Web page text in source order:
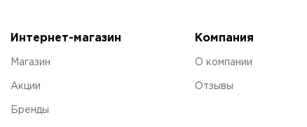
Интернет-магазин
Магазин
Акции
Бренды
Компания
О компании
Отзывы